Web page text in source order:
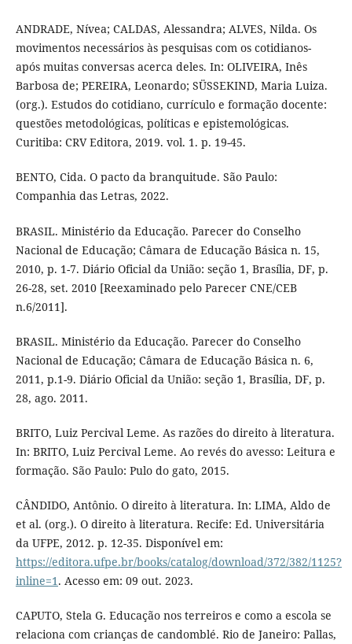
ANDRADE, Nívea; CALDAS, Alessandra; ALVES, Nilda. Os
movimentos necessários às pesquisas com os cotidianos-
após muitas conversas acerca deles. In: OLIVEIRA, Inês
Barbosa de; PEREIRA, Leonardo; SÜSSEKIND, Maria Luiza.
(org.). Estudos do cotidiano, currículo e formação docente:
questões metodológicas, políticas e epistemológicas.
Curitiba: CRV Editora, 2019. vol. 1. p. 19-45.
BENTO, Cida. O pacto da branquitude. São Paulo:
Companhia das Letras, 2022.
BRASIL. Ministério da Educação. Parecer do Conselho
Nacional de Educação; Câmara de Educação Básica n. 15,
2010, p. 1-7. Diário Oficial da União: seção 1, Brasília, DF, p.
26-28, set. 2010 [Reexaminado pelo Parecer CNE/CEB
n.6/2011].
BRASIL. Ministério da Educação. Parecer do Conselho
Nacional de Educação; Câmara de Educação Básica n. 6,
2011, p.1-9. Diário Oficial da União: seção 1, Brasília, DF, p.
28, ago. 2011.
BRITO, Luiz Percival Leme. As razões do direito à literatura.
In: BRITO, Luiz Percival Leme. Ao revés do avesso: Leitura e
formação. São Paulo: Pulo do gato, 2015.
CÂNDIDO, Antônio. O direito à literatura. In: LIMA, Aldo de
et al. (org.). O direito à literatura. Recife: Ed. Universitária
da UFPE, 2012. p. 12-35. Disponível em:
https://editora.ufpe.br/books/catalog/download/372/382/1125?
inline=1 . Acesso em: 09 out. 2023.
CAPUTO, Stela G. Educação nos terreiros e como a escola se
relaciona com crianças de candomblé. Rio de Janeiro: Pallas,